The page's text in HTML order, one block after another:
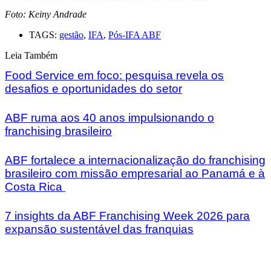
Foto: Keiny Andrade
TAGS: gestão, IFA, Pós-IFA ABF
Leia Também
Food Service em foco: pesquisa revela os
desafios e oportunidades do setor
ABF ruma aos 40 anos impulsionando o
franchising brasileiro
ABF fortalece a internacionalização do franchising
brasileiro com missão empresarial ao Panamá e à
Costa Rica
7 insights da ABF Franchising Week 2026 para
expansão sustentável das franquias